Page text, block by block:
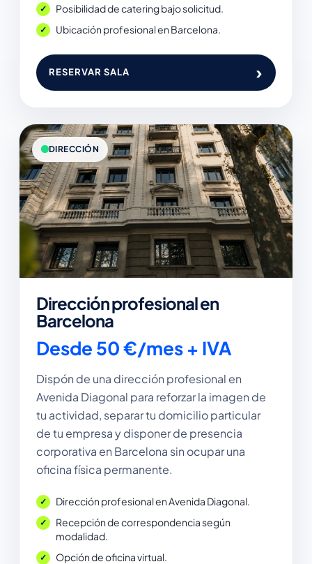
Posibilidad de catering bajo solicitud.
Ubicación profesional en Barcelona.
RESERVAR SALA ›
DIRECCIÓN
Dirección profesional en
Barcelona
Desde 50 €/mes + IVA
Dispón de una dirección profesional en
Avenida Diagonal para reforzar la imagen de
tu actividad, separar tu domicilio particular
de tu empresa y disponer de presencia
corporativa en Barcelona sin ocupar una
oficina física permanente.
Dirección profesional en Avenida Diagonal.
Recepción de correspondencia según
modalidad.
Opción de oficina virtual.